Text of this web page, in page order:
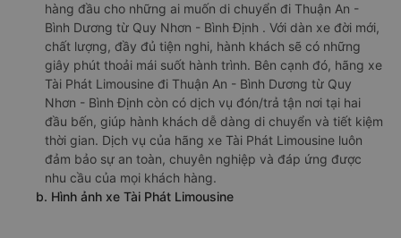
hàng đầu cho những ai muốn di chuyển đi Thuận An -
Bình Dương từ Quy Nhơn - Bình Định . Với dàn xe đời mới,
chất lượng, đầy đủ tiện nghi, hành khách sẽ có những
giây phút thoải mái suốt hành trình. Bên cạnh đó, hãng xe
Tài Phát Limousine đi Thuận An - Bình Dương từ Quy
Nhơn - Bình Định còn có dịch vụ đón/trả tận nơi tại hai
đầu bến, giúp hành khách dễ dàng di chuyển và tiết kiệm
thời gian. Dịch vụ của hãng xe Tài Phát Limousine luôn
đảm bảo sự an toàn, chuyên nghiệp và đáp ứng được
nhu cầu của mọi khách hàng.
b. Hình ảnh xe Tài Phát Limousine